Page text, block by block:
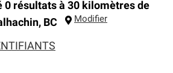
0 résultats à 30 kilomètres de
, BC Modifier